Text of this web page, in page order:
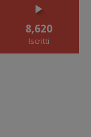
8,620
Iscritti